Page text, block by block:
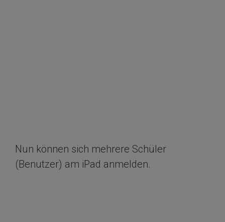
Nun können sich mehrere Schüler
(Benutzer) am iPad anmelden.